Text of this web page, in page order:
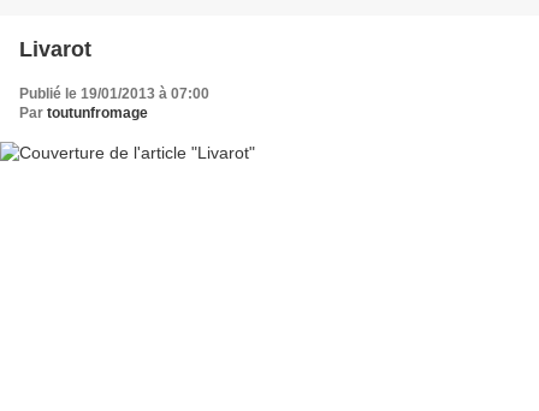
Livarot
Publié le 19/01/2013 à 07:00
Par toutunfromage